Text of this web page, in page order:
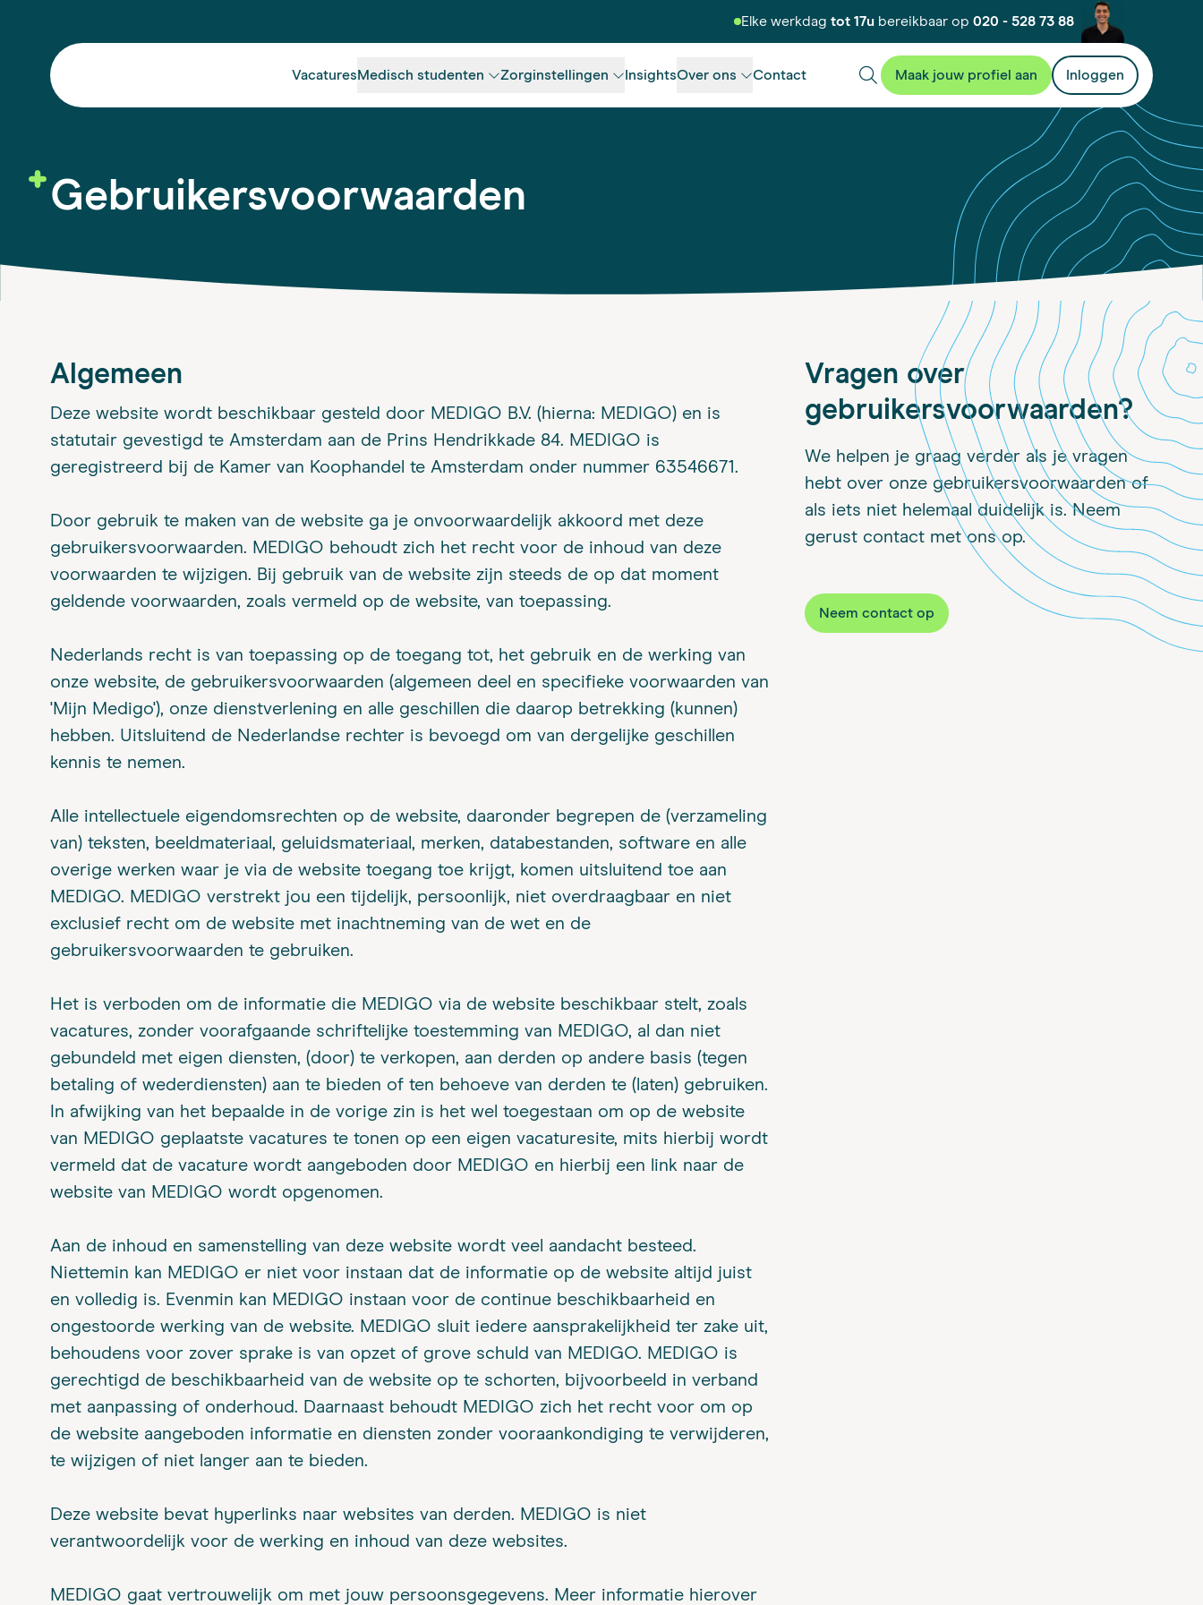
Elke werkdag tot 17u bereikbaar op 020 - 528 73 88
VacaturesMedisch studenten Zorginstellingen InsightsOver ons Contact Maak jouw profiel aan Inloggen
Gebruikers­voorwaarden
Algemeen
Deze website wordt beschikbaar gesteld door MEDIGO B.V. (hierna: MEDIGO) en is
statutair gevestigd te Amsterdam aan de Prins Hendrikkade 84. MEDIGO is
geregistreerd bij de Kamer van Koophandel te Amsterdam onder nummer 63546671.
Door gebruik te maken van de website ga je onvoorwaardelijk akkoord met deze
gebruikersvoorwaarden. MEDIGO behoudt zich het recht voor de inhoud van deze
voorwaarden te wijzigen. Bij gebruik van de website zijn steeds de op dat moment
geldende voorwaarden, zoals vermeld op de website, van toepassing.
Nederlands recht is van toepassing op de toegang tot, het gebruik en de werking van
onze website, de gebruikersvoorwaarden (algemeen deel en specifieke voorwaarden van
'Mijn Medigo'), onze dienstverlening en alle geschillen die daarop betrekking (kunnen)
hebben. Uitsluitend de Nederlandse rechter is bevoegd om van dergelijke geschillen
kennis te nemen.
Alle intellectuele eigendomsrechten op de website, daaronder begrepen de (verzameling
van) teksten, beeldmateriaal, geluidsmateriaal, merken, databestanden, software en alle
overige werken waar je via de website toegang toe krijgt, komen uitsluitend toe aan
MEDIGO. MEDIGO verstrekt jou een tijdelijk, persoonlijk, niet overdraagbaar en niet
exclusief recht om de website met inachtneming van de wet en de
gebruikersvoorwaarden te gebruiken.
Het is verboden om de informatie die MEDIGO via de website beschikbaar stelt, zoals
vacatures, zonder voorafgaande schriftelijke toestemming van MEDIGO, al dan niet
gebundeld met eigen diensten, (door) te verkopen, aan derden op andere basis (tegen
betaling of wederdiensten) aan te bieden of ten behoeve van derden te (laten) gebruiken.
In afwijking van het bepaalde in de vorige zin is het wel toegestaan om op de website
van MEDIGO geplaatste vacatures te tonen op een eigen vacaturesite, mits hierbij wordt
vermeld dat de vacature wordt aangeboden door MEDIGO en hierbij een link naar de
website van MEDIGO wordt opgenomen.
Aan de inhoud en samenstelling van deze website wordt veel aandacht besteed.
Niettemin kan MEDIGO er niet voor instaan dat de informatie op de website altijd juist
en volledig is. Evenmin kan MEDIGO instaan voor de continue beschikbaarheid en
ongestoorde werking van de website. MEDIGO sluit iedere aansprakelijkheid ter zake uit,
behoudens voor zover sprake is van opzet of grove schuld van MEDIGO. MEDIGO is
gerechtigd de beschikbaarheid van de website op te schorten, bijvoorbeeld in verband
met aanpassing of onderhoud. Daarnaast behoudt MEDIGO zich het recht voor om op
de website aangeboden informatie en diensten zonder vooraankondiging te verwijderen,
te wijzigen of niet langer aan te bieden.
Deze website bevat hyperlinks naar websites van derden. MEDIGO is niet
verantwoordelijk voor de werking en inhoud van deze websites.
MEDIGO gaat vertrouwelijk om met jouw persoonsgegevens. Meer informatie hierover
Vragen over
gebruikersvoorwaarden?
We helpen je graag verder als je vragen
hebt over onze gebruikersvoorwaarden of
als iets niet helemaal duidelijk is. Neem
gerust contact met ons op.
Neem contact op